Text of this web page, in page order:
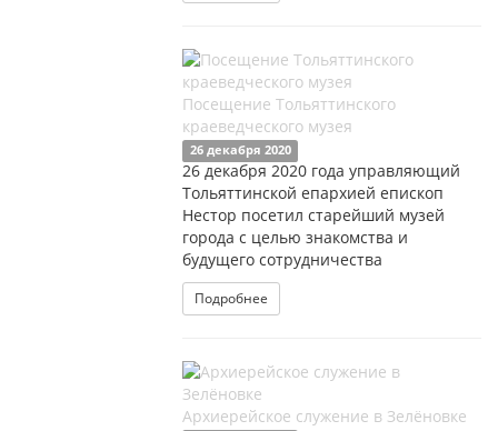
Посещение Тольяттинского
краеведческого музея
26 декабря 2020
26 декабря 2020 года управляющий
Тольяттинской епархией епископ
Нестор посетил старейший музей
города с целью знакомства и
будущего сотрудничества
Подробнее
Архиерейское служение в Зелёновке